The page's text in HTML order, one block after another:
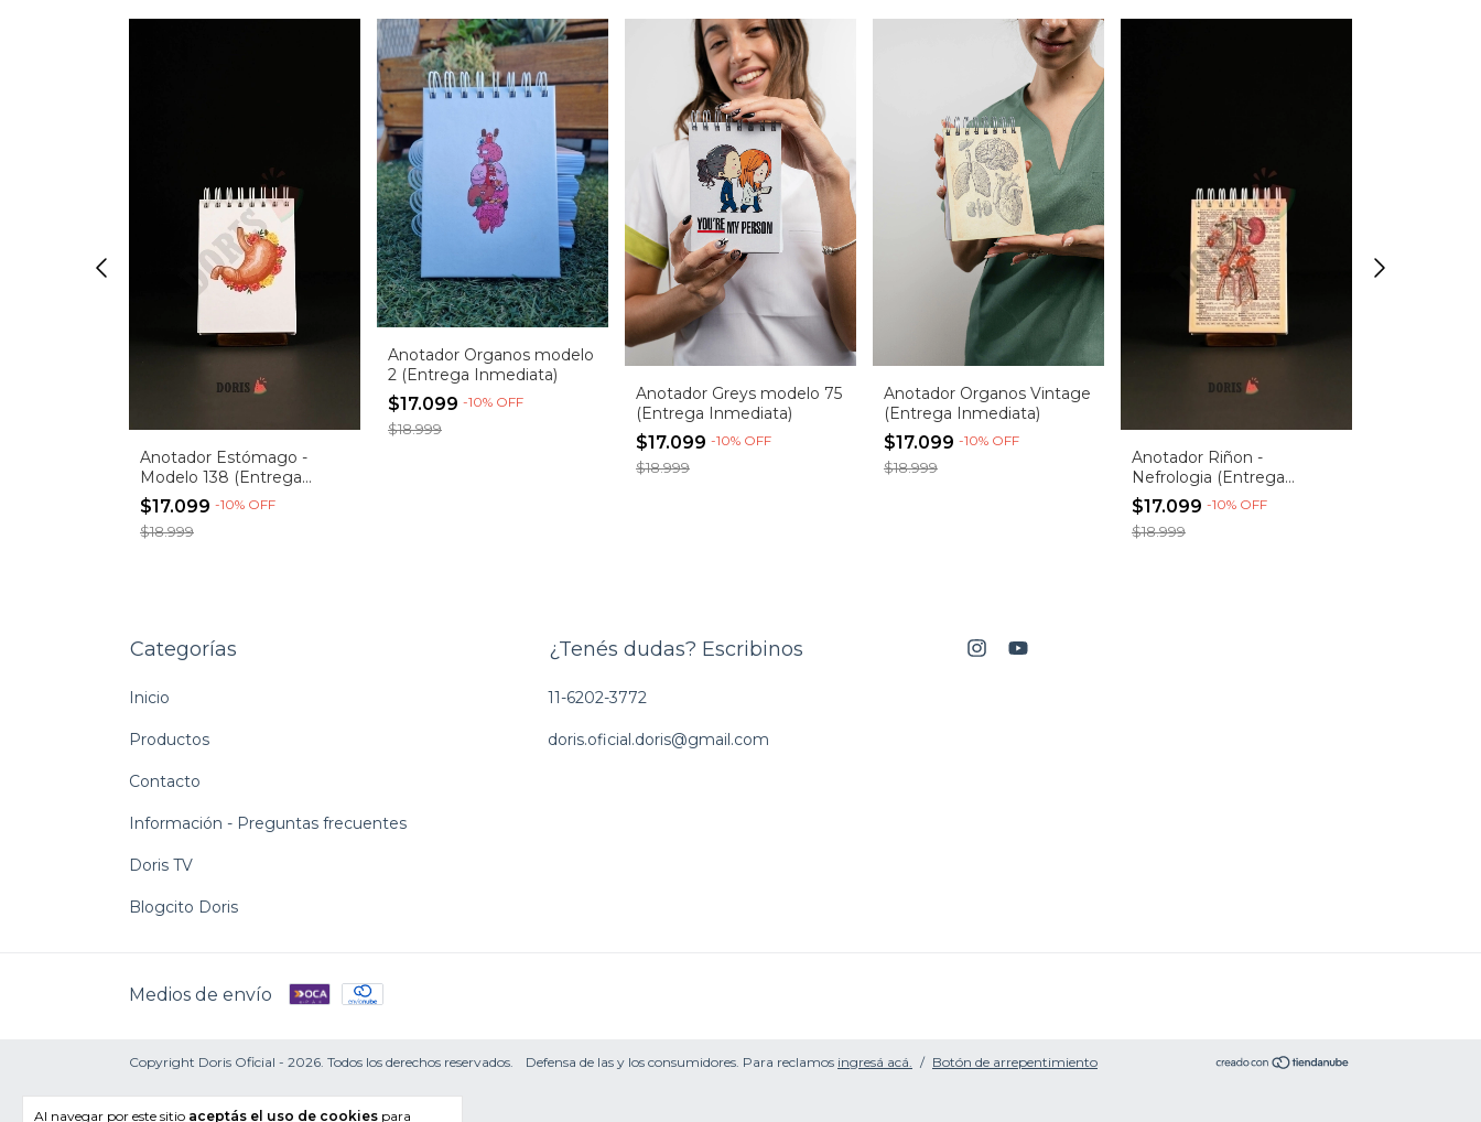
Al navegar por este sitio aceptás el uso de cookies para
Anotador Estómago -
Modelo 138 (Entrega
Inmediata)
$17.099 -10% OFF
$18.999
Anotador Organos modelo
2 (Entrega Inmediata)
$17.099 -10% OFF
$18.999
Anotador Greys modelo 75
(Entrega Inmediata)
$17.099 -10% OFF
$18.999
Anotador Organos Vintage
(Entrega Inmediata)
$17.099 -10% OFF
$18.999
Anotador Riñon -
Nefrologia (Entrega
Inmediata)
$17.099 -10% OFF
$18.999
Categorías
Inicio
Productos
Contacto
Información - Preguntas frecuentes
Doris TV
Blogcito Doris
¿Tenés dudas? Escribinos
11-6202-3772
doris.oficial.doris@gmail.com
Medios de envío
Copyright Doris Oficial - 2026. Todos los derechos reservados. Defensa de las y los consumidores. Para reclamos ingresá acá. / Botón de arrepentimiento